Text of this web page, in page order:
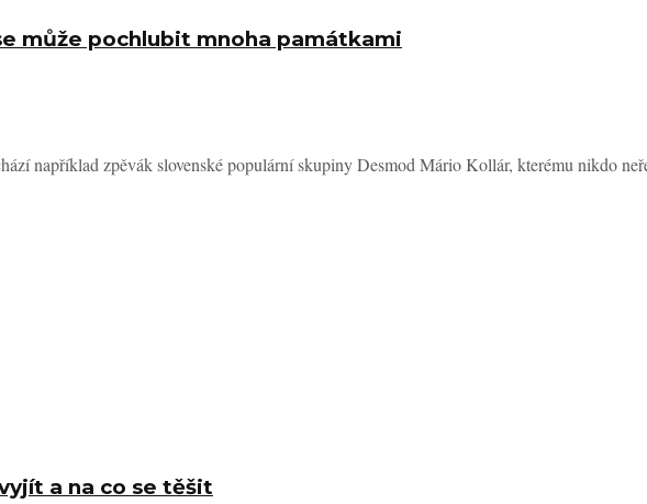
může pochlubit mnoha památkami
například zpěvák slovenské populární skupiny Desmod Mário Kollár, kterému nikdo
a na co se těšit